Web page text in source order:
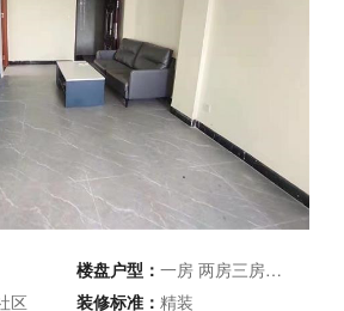
楼盘户型： 一房 两房三房…
区 装修标准： 精装